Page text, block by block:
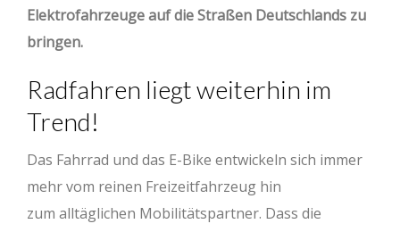
Elektrofahrzeuge auf die Straßen Deutschlands zu
bringen.
Radfahren liegt weiterhin im
Trend!
Das Fahrrad und das E-Bike entwickeln sich immer
mehr vom reinen Freizeitfahrzeug hin
zum alltäglichen Mobilitätspartner. Dass die